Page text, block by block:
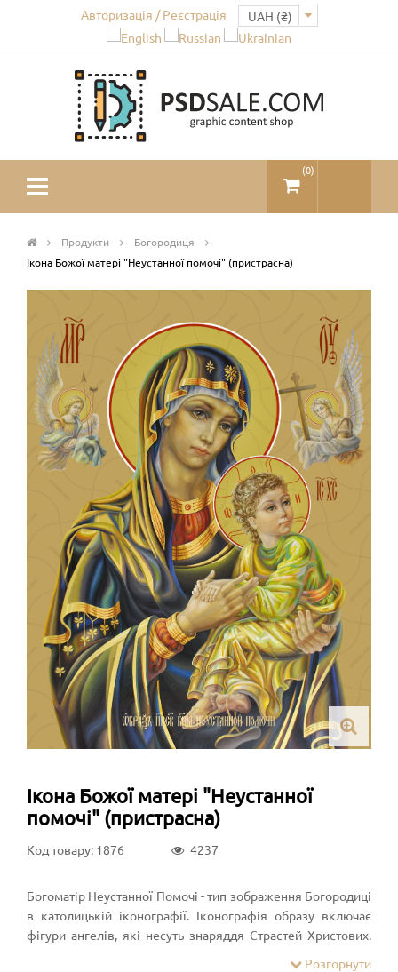
Авторизація / Реєстрація
(0)
Продукти
Богородиця
Ікона Божої матері "Неустанної помочі" (пристрасна)
Ікона Божої матері "Неустанної
помочі" (пристрасна)
Код товару: 1876 4237
Богоматір Неустанної Помочі - тип зображення Богородиці
в католицькій іконографії. Іконографія образу включає
фігури ангелів, які несуть знаряддя Страстей Христових.
Розгорнути